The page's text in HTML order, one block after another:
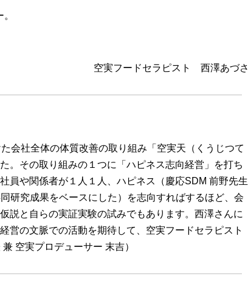
空実フードセラピスト 西澤あづさ
会社全体の体質改善の取り組み「空実天（くうじつて
。その取り組みの１つに「ハピネス志向経営」を打ち
員や関係者が１人１人、ハピネス（慶応SDM 前野先生
研究成果をベースにした）を志向すればするほど、会
説と自らの実証実験の試みでもあります。西澤さんに
営の文脈での活動を期待して、空実フードセラピスト
空実プロデューサー 末吉）